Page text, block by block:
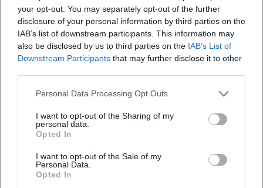
your opt-out. You may separately opt-out of the further
disclosure of your personal information by third parties on the
IAB’s list of downstream participants. This information may
also be disclosed by us to third parties on the IAB’s List of
Downstream Participants that may further disclose it to other
Personal Data Processing Opt Outs
I want to opt-out of the Sharing of my
personal data.
Opted In
I want to opt-out of the Sale of my
Personal Data.
Opted In
ein farbenreiches, kammermusikalisches Klangbild.
Produktion und Arrangement greifen die doppelte
Perspektive aus Musik und Szene auf: Die Lieder gewinnen
Kontur durch fein abgestimmte Instrumentation,
die Platte durch klangliche Transparenz, sprechende
Phrasierung und eine deutlich hörbare Spiellust, die
Kreislers satirische Wucht respektiert und aktualisiert.
Stil und Handschrift: Ästhetik zwischen Musiktheater und
Figurenspiel
Habjans Stil verbindet präzise musikalische Lesarten mit
der bildmächtigen Logik des Figurenspiels. Seine Regie